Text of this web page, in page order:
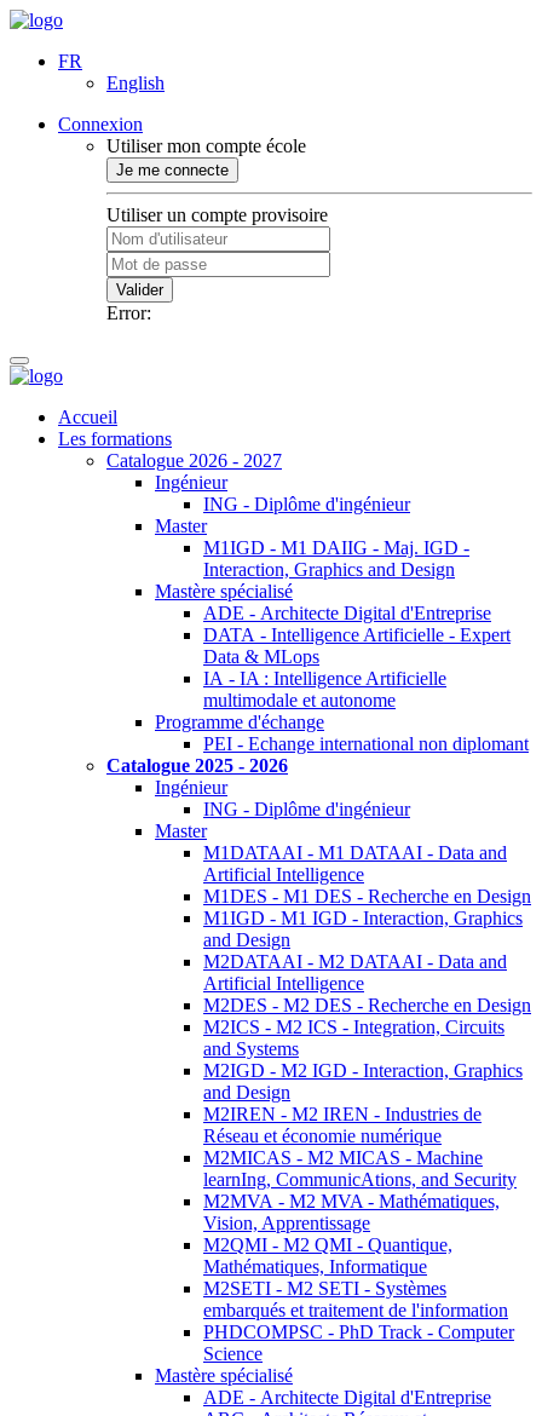
FR
English
Connexion
Utiliser mon compte école
Je me connecte
Utiliser un compte provisoire
Valider
Error:
Accueil
Les formations
Catalogue 2026 - 2027
Ingénieur
ING - Diplôme d'ingénieur
Master
M1IGD - M1 DAIIG - Maj. IGD -
Interaction, Graphics and Design
Mastère spécialisé
ADE - Architecte Digital d'Entreprise
DATA - Intelligence Artificielle - Expert
Data & MLops
IA - IA : Intelligence Artificielle
multimodale et autonome
Programme d'échange
PEI - Echange international non diplomant
Catalogue 2025 - 2026
Ingénieur
ING - Diplôme d'ingénieur
Master
M1DATAAI - M1 DATAAI - Data and
Artificial Intelligence
M1DES - M1 DES - Recherche en Design
M1IGD - M1 IGD - Interaction, Graphics
and Design
M2DATAAI - M2 DATAAI - Data and
Artificial Intelligence
M2DES - M2 DES - Recherche en Design
M2ICS - M2 ICS - Integration, Circuits
and Systems
M2IGD - M2 IGD - Interaction, Graphics
and Design
M2IREN - M2 IREN - Industries de
Réseau et économie numérique
M2MICAS - M2 MICAS - Machine
learnIng, CommunicAtions, and Security
M2MVA - M2 MVA - Mathématiques,
Vision, Apprentissage
M2QMI - M2 QMI - Quantique,
Mathématiques, Informatique
M2SETI - M2 SETI - Systèmes
embarqués et traitement de l'information
PHDCOMPSC - PhD Track - Computer
Science
Mastère spécialisé
ADE - Architecte Digital d'Entreprise